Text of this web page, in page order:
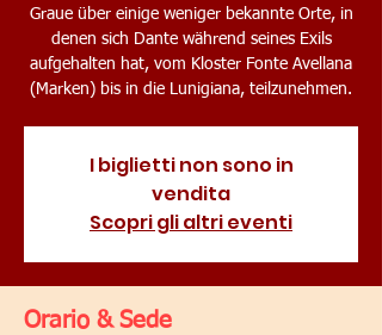
Graue über einige weniger bekannte Orte, in
denen sich Dante während seines Exils
aufgehalten hat, vom Kloster Fonte Avellana
(Marken) bis in die Lunigiana, teilzunehmen.
I biglietti non sono in
vendita
Scopri gli altri eventi
Orario & Sede